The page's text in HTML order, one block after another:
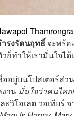
ำรงรัตนฤทธิ์ จะพร้
วก็ทำให้เรามั่นใจ
ยู่บนโปสเตอร์ส่วน
งาน มั่นใจว่าคนไทย
วิโอเลต วอเทียร์ จ